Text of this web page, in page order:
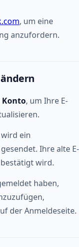
, um eine
anzufordern.
, um Ihre E-
ein
Ihre alte E-
wird.
haben,
der Anmeldeseite.